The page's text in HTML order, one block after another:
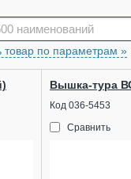
товар по параметрам »
Вышка-тура
Код 036-5453
Сравнить